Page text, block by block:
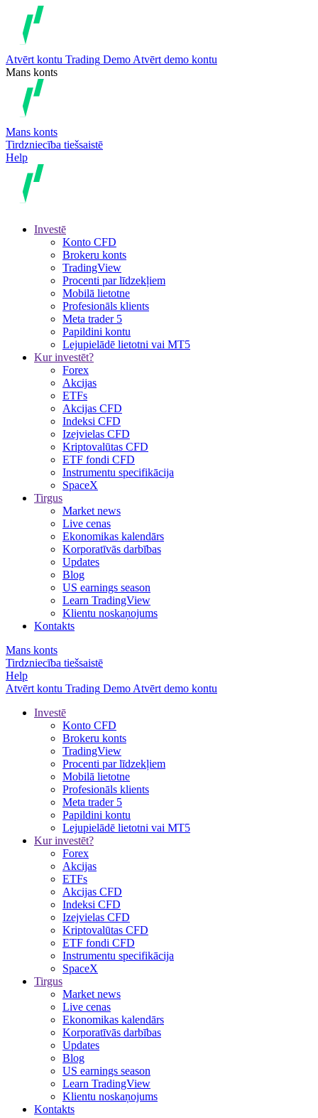
Atvērt kontu Trading Demo Atvērt demo kontu
Mans konts
Mans konts
Tirdzniecība tiešsaistē
Help
Investē
Konto CFD
Brokeru konts
TradingView
Procenti par līdzekļiem
Mobilā lietotne
Profesionāls klients
Meta trader 5
Papildini kontu
Lejupielādē lietotni vai MT5
Kur investēt?
Forex
Akcijas
ETFs
Akcijas CFD
Indeksi CFD
Izejvielas CFD
Kriptovalūtas CFD
ETF fondi CFD
Instrumentu specifikācija
SpaceX
Tirgus
Market news
Live cenas
Ekonomikas kalendārs
Korporatīvās darbības
Updates
Blog
US earnings season
Learn TradingView
Klientu noskaņojums
Kontakts
Mans konts
Tirdzniecība tiešsaistē
Help
Atvērt kontu Trading Demo Atvērt demo kontu
Investē
Konto CFD
Brokeru konts
TradingView
Procenti par līdzekļiem
Mobilā lietotne
Profesionāls klients
Meta trader 5
Papildini kontu
Lejupielādē lietotni vai MT5
Kur investēt?
Forex
Akcijas
ETFs
Akcijas CFD
Indeksi CFD
Izejvielas CFD
Kriptovalūtas CFD
ETF fondi CFD
Instrumentu specifikācija
SpaceX
Tirgus
Market news
Live cenas
Ekonomikas kalendārs
Korporatīvās darbības
Updates
Blog
US earnings season
Learn TradingView
Klientu noskaņojums
Kontakts